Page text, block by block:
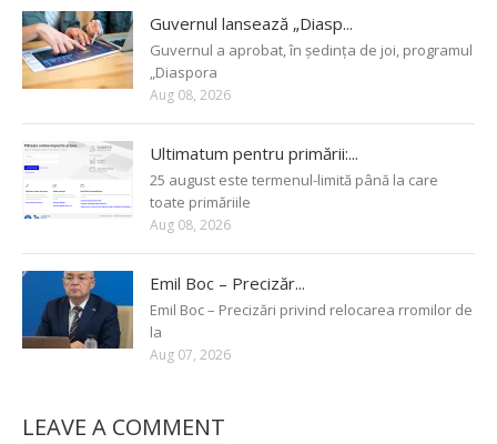
Guvernul lansează „Diasp...
Guvernul a aprobat, în ședința de joi, programul
„Diaspora
Aug 08, 2026
Ultimatum pentru primării:...
25 august este termenul-limită până la care
toate primăriile
Aug 08, 2026
Emil Boc – Precizăr...
Emil Boc – Precizări privind relocarea rromilor de
la
Aug 07, 2026
LEAVE A COMMENT